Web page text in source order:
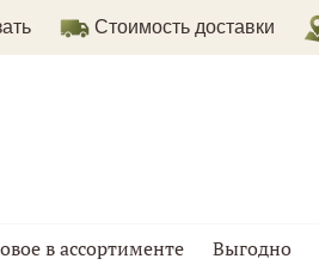
Стоимость доставки
в ассортименте Выгодно